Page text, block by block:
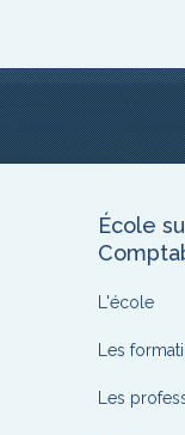
École
L'école
Les
Les